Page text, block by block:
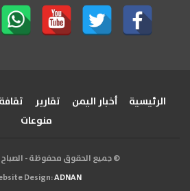
الرئيسية أخبار اليمن تقارير
منوعات
© جميع الحقوق محفوظة - الصباح
Design:ADNAN